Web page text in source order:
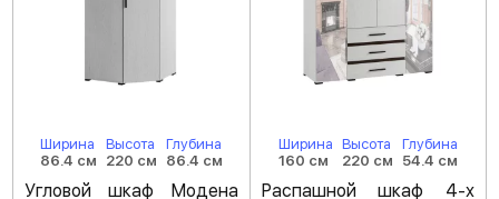
Ширина
86.4 см
Высота
220 см
Глубина
86.4 см
Угловой шкаф Модена
Ширина
160 см
Высота
220 см
Глубина
54.4 см
Распашной шкаф 4-х